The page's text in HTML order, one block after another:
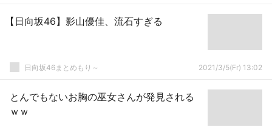
【日向坂46】影山優佳、流石すぎる
日向坂46まとめもり～ 2021/3/5(Fr) 13:02
とんでもないお胸の巫女さんが発見される
ｗｗ